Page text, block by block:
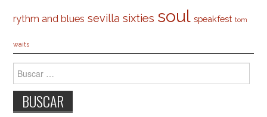
rythm and blues sevilla sixties soul speakfest tom
waits
Buscar: